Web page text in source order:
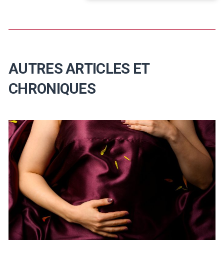
AUTRES ARTICLES ET
CHRONIQUES